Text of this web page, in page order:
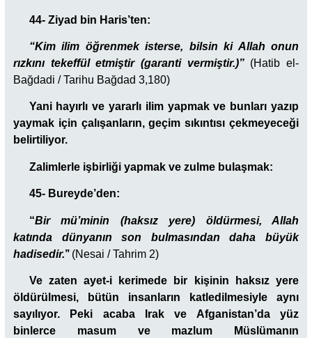
44- Ziyad bin Haris’ten:
“Kim ilim öğrenmek isterse, bilsin ki Allah onun
rızkını tekeffül etmiştir (garanti vermiştir.)”(Hatib el-
Bağdadi / Tarihu Bağdad 3,180)
Yani hayırlı ve yararlı ilim yapmak ve bunları yazıp
yaymak için çalışanların, geçim sıkıntısı çekmeyeceği
belirtiliyor.
Zalimlerle işbirliği yapmak ve zulme bulaşmak:
45- Bureyde’den:
“Bir mü’minin (haksız yere) öldürmesi, Allah
katında dünyanın son bulmasından daha büyük
hadisedir.’’ (Nesai / Tahrim 2)
Ve zaten ayet-i kerimede bir kişinin haksız yere
öldürülmesi, bütün insanların katledilmesiyle aynı
sayılıyor. Peki acaba Irak ve Afganistan’da yüz
binlerce masum ve mazlum Müslümanın